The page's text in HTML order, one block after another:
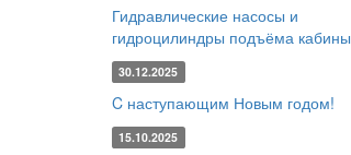
Гидравлические насосы и
гидроцилиндры подъёма кабины
30.12.2025
C наступающим Новым годом!
15.10.2025